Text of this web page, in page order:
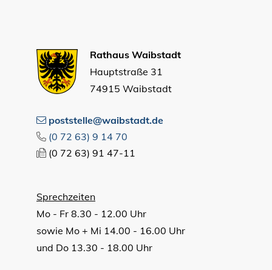
Rathaus Waibstadt
Hauptstraße 31
74915 Waibstadt
poststelle@waibstadt.de
(0 72 63) 9 14 70
(0 72 63) 91 47-11
Sprechzeiten
Mo - Fr 8.30 - 12.00 Uhr
sowie Mo + Mi 14.00 - 16.00 Uhr
und Do 13.30 - 18.00 Uhr